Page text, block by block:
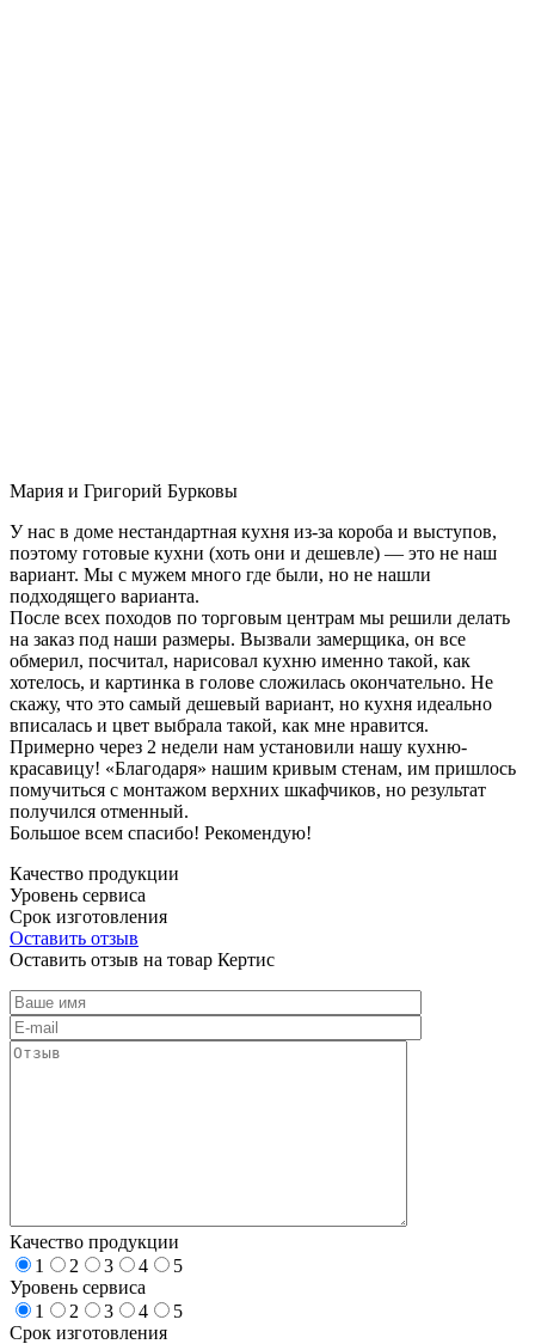
Мария и Григорий Бурковы
У нас в доме нестандартная кухня из-за короба и выступов,
поэтому готовые кухни (хоть они и дешевле) — это не наш
вариант. Мы с мужем много где были, но не нашли
подходящего варианта.
После всех походов по торговым центрам мы решили делать
на заказ под наши размеры. Вызвали замерщика, он все
обмерил, посчитал, нарисовал кухню именно такой, как
хотелось, и картинка в голове сложилась окончательно. Не
скажу, что это самый дешевый вариант, но кухня идеально
вписалась и цвет выбрала такой, как мне нравится.
Примерно через 2 недели нам установили нашу кухню-
красавицу! «Благодаря» нашим кривым стенам, им пришлось
помучиться с монтажом верхних шкафчиков, но результат
получился отменный.
Большое всем спасибо! Рекомендую!
Качество продукции
Уровень сервиса
Срок изготовления
Оставить отзыв
Оставить отзыв на товар Кертис
Качество продукции
1
2 3 4
5
Уровень сервиса
1
2 3 4
5
Срок изготовления